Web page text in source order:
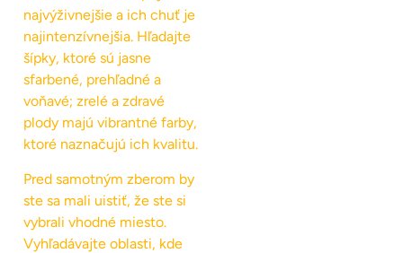
najvýživnejšie a ich chuť je
najintenzívnejšia. Hľadajte
šípky, ktoré sú jasne
sfarbené, prehľadné a
voňavé; zrelé a zdravé
plody majú vibrantné farby,
ktoré naznačujú ich kvalitu.
Pred samotným zberom by
ste sa mali uistiť, že ste si
vybrali vhodné miesto.
Vyhľadávajte oblasti, kde